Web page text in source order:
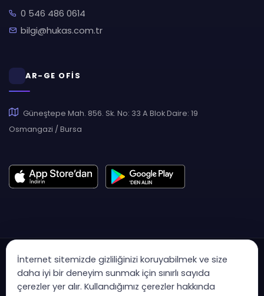
0 546 486 0614
bilgi@hukas.com.tr
AR-GE OFİS
Güneştepe Mah. 856. Sk. No: 33 A Blok Daire: 19
Osmangazi / Bursa
İnternet sitemizde gizliliğinizi koruyabilmek ve size
daha iyi bir deneyim sunmak için sınırlı sayıda
çerezler yer alır. Kullandığımız çerezler hakkında